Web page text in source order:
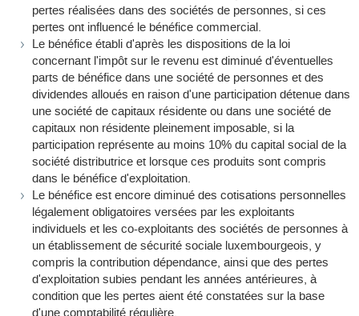
pertes réalisées dans des sociétés de personnes, si ces
pertes ont influencé le bénéfice commercial.
Le bénéfice établi d'après les dispositions de la loi
concernant l'impôt sur le revenu est diminué d'éventuelles
parts de bénéfice dans une société de personnes et des
dividendes alloués en raison d'une participation détenue dans
une société de capitaux résidente ou dans une société de
capitaux non résidente pleinement imposable, si la
participation représente au moins 10% du capital social de la
société distributrice et lorsque ces produits sont compris
dans le bénéfice d'exploitation.
Le bénéfice est encore diminué des cotisations personnelles
légalement obligatoires versées par les exploitants
individuels et les co-exploitants des sociétés de personnes à
un établissement de sécurité sociale luxembourgeois, y
compris la contribution dépendance, ainsi que des pertes
d'exploitation subies pendant les années antérieures, à
condition que les pertes aient été constatées sur la base